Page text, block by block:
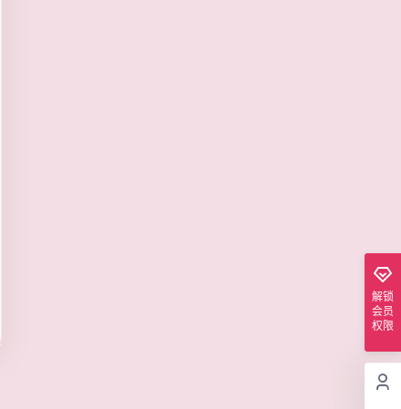
解锁
会员
权限